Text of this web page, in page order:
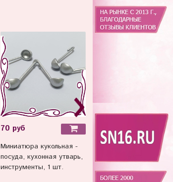
70 руб
Миниатюра кукольная -
посуда, кухонная утварь,
инструменты, 1 шт.
170 руб
Волосы для кукол,
трессы прямые, 25 см*1